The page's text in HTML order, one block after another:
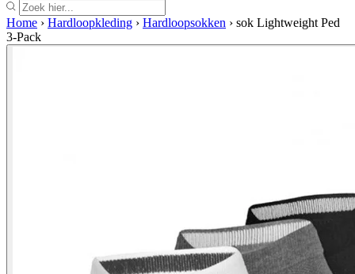
Home › Hardloopkleding › Hardloopsokken › sok Lightweight Ped
3-Pack